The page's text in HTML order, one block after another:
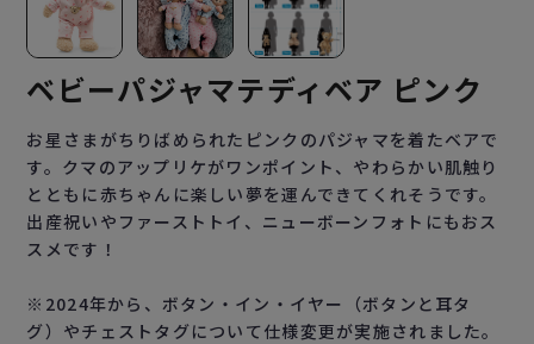
ベビーパジャマテディベア ピンク
お星さまがちりばめられたピンクのパジャマを着たベアで
す。クマのアップリケがワンポイント、やわらかい肌触り
とともに赤ちゃんに楽しい夢を運んできてくれそうです。
出産祝いやファーストトイ、ニューボーンフォトにもおス
スメです！
※2024年から、ボタン・イン・イヤー（ボタンと耳タ
グ）やチェストタグについて仕様変更が実施されました。